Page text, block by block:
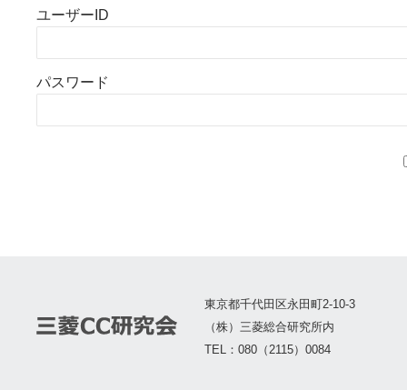
ユーザーID
パスワード
東京都千代田区永田町2-10-3
（株）三菱総合研究所内
TEL：080（2115）0084